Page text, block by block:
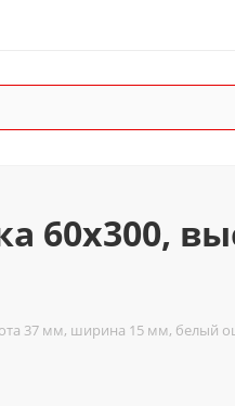
60x300,
37 мм, ширина 15 мм, белый